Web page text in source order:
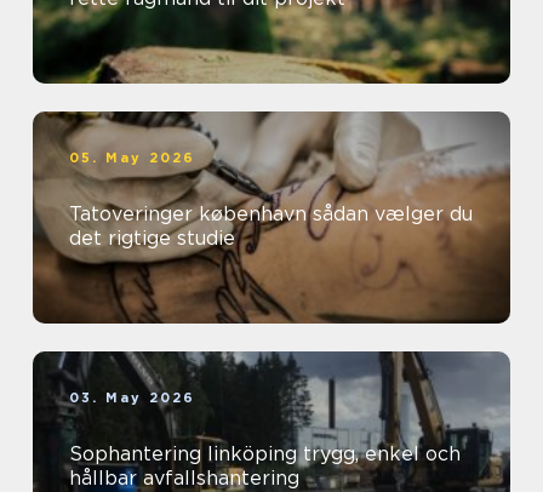
05. May 2026
Tatoveringer københavn sådan vælger du
det rigtige studie
03. May 2026
Sophantering linköping trygg, enkel och
hållbar avfallshantering